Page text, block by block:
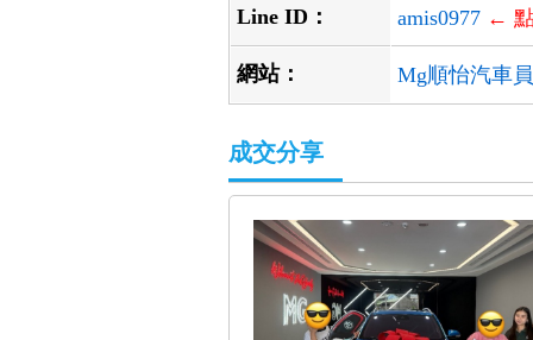
Line ID： amis0977 ←
網站： Mg順怡汽車
成交分享